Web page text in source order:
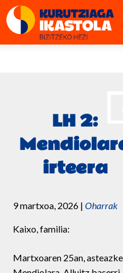
LH 2:
irteera
9 martxoa, 2026 | Oharrak
Kaixo, familia:
Martxoaren 25an,